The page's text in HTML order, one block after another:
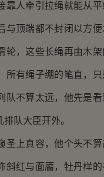
靠人牵引拉绳就能从
与顶端都不封闭以方
轮，这些长绳再由木
所有绳子绷的笔直，
队不算太远，他先是
队大臣开外。
圣上真容，他个头不
斜红与面靥，牡丹样